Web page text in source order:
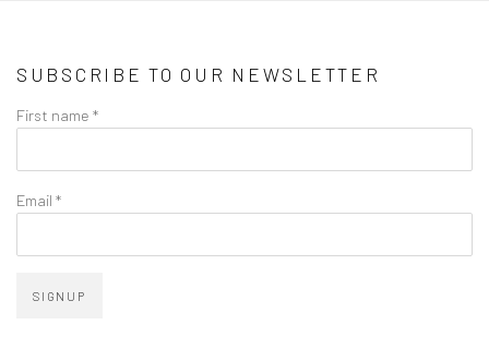
SUBSCRIBE TO OUR NEWSLETTER
First name *
Email *
SIGNUP